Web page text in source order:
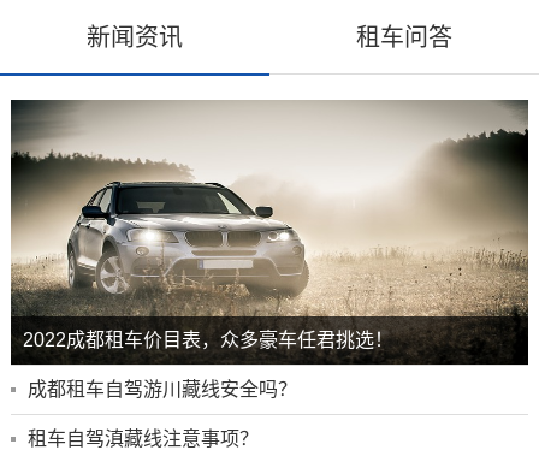
新闻资讯 租车问答
2022成都租车价目表，众多豪车任君挑选！
成都租车自驾游川藏线安全吗？
租车自驾滇藏线注意事项？